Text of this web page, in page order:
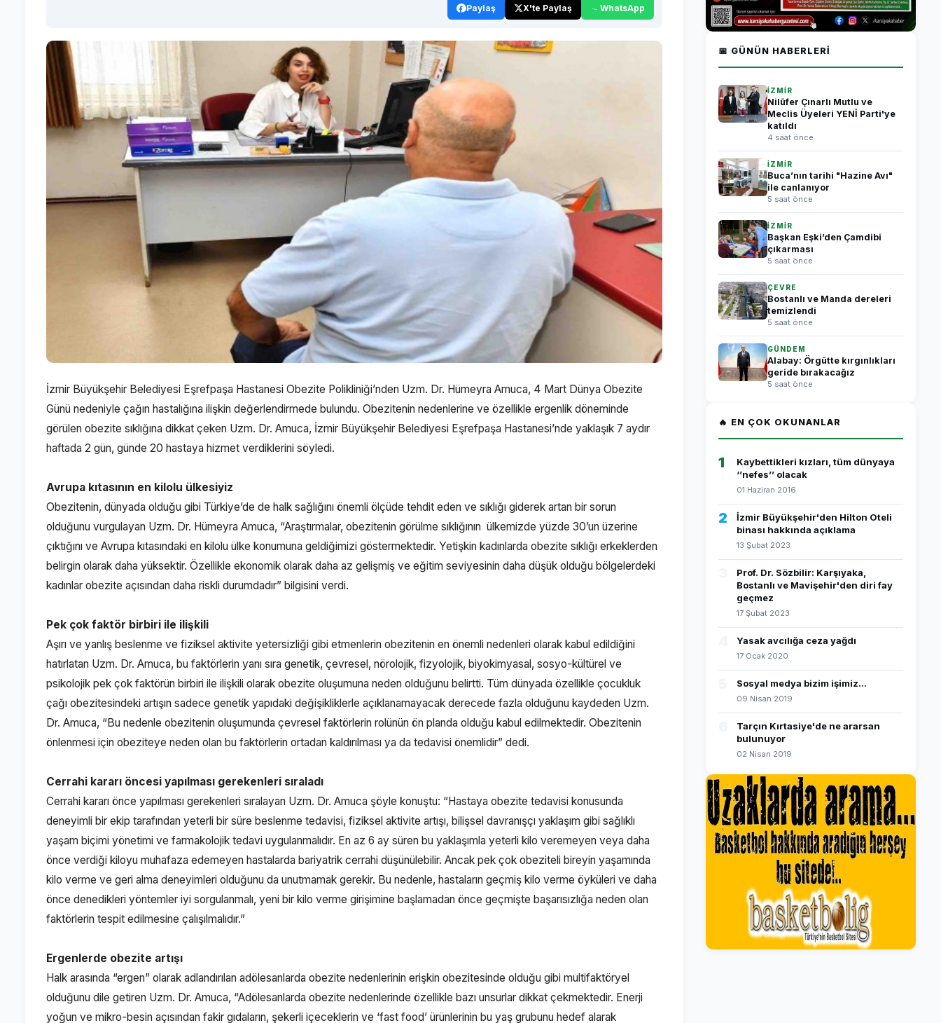
Paylaş X'te Paylaş WhatsApp
İzmir Büyükşehir Belediyesi Eşrefpaşa Hastanesi Obezite Polikliniği’nden Uzm. Dr. Hümeyra Amuca, 4 Mart Dünya Obezite
Günü nedeniyle çağın hastalığına ilişkin değerlendirmede bulundu. Obezitenin nedenlerine ve özellikle ergenlik döneminde
görülen obezite sıklığına dikkat çeken Uzm. Dr. Amuca, İzmir Büyükşehir Belediyesi Eşrefpaşa Hastanesi’nde yaklaşık 7 aydır
haftada 2 gün, günde 20 hastaya hizmet verdiklerini söyledi.
Avrupa kıtasının en kilolu ülkesiyiz
Obezitenin, dünyada olduğu gibi Türkiye’de de halk sağlığını önemli ölçüde tehdit eden ve sıklığı giderek artan bir sorun
olduğunu vurgulayan Uzm. Dr. Hümeyra Amuca, “Araştırmalar, obezitenin görülme sıklığının ülkemizde yüzde 30’un üzerine
çıktığını ve Avrupa kıtasındaki en kilolu ülke konumuna geldiğimizi göstermektedir. Yetişkin kadınlarda obezite sıklığı erkeklerden
belirgin olarak daha yüksektir. Özellikle ekonomik olarak daha az gelişmiş ve eğitim seviyesinin daha düşük olduğu bölgelerdeki
kadınlar obezite açısından daha riskli durumdadır” bilgisini verdi.
Pek çok faktör birbiri ile ilişkili
Aşırı ve yanlış beslenme ve fiziksel aktivite yetersizliği gibi etmenlerin obezitenin en önemli nedenleri olarak kabul edildiğini
hatırlatan Uzm. Dr. Amuca, bu faktörlerin yanı sıra genetik, çevresel, nörolojik, fizyolojik, biyokimyasal, sosyo-kültürel ve
psikolojik pek çok faktörün birbiri ile ilişkili olarak obezite oluşumuna neden olduğunu belirtti. Tüm dünyada özellikle çocukluk
çağı obezitesindeki artışın sadece genetik yapıdaki değişikliklerle açıklanamayacak derecede fazla olduğunu kaydeden Uzm.
Dr. Amuca, “Bu nedenle obezitenin oluşumunda çevresel faktörlerin rolünün ön planda olduğu kabul edilmektedir. Obezitenin
önlenmesi için obeziteye neden olan bu faktörlerin ortadan kaldırılması ya da tedavisi önemlidir” dedi.
Cerrahi kararı öncesi yapılması gerekenleri sıraladı
Cerrahi kararı önce yapılması gerekenleri sıralayan Uzm. Dr. Amuca şöyle konuştu: “Hastaya obezite tedavisi konusunda
deneyimli bir ekip tarafından yeterli bir süre beslenme tedavisi, fiziksel aktivite artışı, bilişsel davranışçı yaklaşım gibi sağlıklı
yaşam biçimi yönetimi ve farmakolojik tedavi uygulanmalıdır. En az 6 ay süren bu yaklaşımla yeterli kilo veremeyen veya daha
önce verdiği kiloyu muhafaza edemeyen hastalarda bariyatrik cerrahi düşünülebilir. Ancak pek çok obeziteli bireyin yaşamında
kilo verme ve geri alma deneyimleri olduğunu da unutmamak gerekir. Bu nedenle, hastaların geçmiş kilo verme öyküleri ve daha
önce denedikleri yöntemler iyi sorgulanmalı, yeni bir kilo verme girişimine başlamadan önce geçmişte başarısızlığa neden olan
faktörlerin tespit edilmesine çalışılmalıdır.”
Ergenlerde obezite artışı
Halk arasında “ergen” olarak adlandırılan adölesanlarda obezite nedenlerinin erişkin obezitesinde olduğu gibi multifaktöryel
olduğunu dile getiren Uzm. Dr. Amuca, “Adölesanlarda obezite nedenlerinde özellikle bazı unsurlar dikkat çekmektedir. Enerji
yoğun ve mikro-besin açısından fakir gıdaların, şekerli içeceklerin ve ‘fast food’ ürünlerinin bu yaş grubunu hedef alarak
📅 GÜNÜN HABERLERI
İZMİR
Nilüfer Çınarlı Mutlu ve
Meclis Üyeleri YENİ Parti'ye
katıldı
4 saat önce
İZMİR
Buca’nın tarihi "Hazine Avı"
ile canlanıyor
5 saat önce
İZMİR
Başkan Eşki’den Çamdibi
çıkarması
5 saat önce
ÇEVRE
Bostanlı ve Manda dereleri
temizlendi
5 saat önce
GÜNDEM
Alabay: Örgütte kırgınlıkları
geride bırakacağız
5 saat önce
🔥 EN ÇOK OKUNANLAR
1
Kaybettikleri kızları, tüm dünyaya
‘’nefes’’ olacak
01 Haziran 2016
2
İzmir Büyükşehir'den Hilton Oteli
binası hakkında açıklama
13 Şubat 2023
Prof. Dr. Sözbilir: Karşıyaka,
Bostanlı ve Mavişehir'den diri fay
geçmez
17 Şubat 2023
Yasak avcılığa ceza yağdı
17 Ocak 2020
Sosyal medya bizim işimiz...
09 Nisan 2019
Tarçın Kırtasiye'de ne ararsan
bulunuyor
02 Nisan 2019